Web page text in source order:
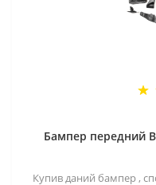
Бампер передний
Купив даний бампер ,